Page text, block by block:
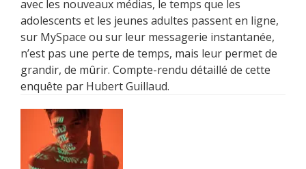
avec les nouveaux médias, le temps que les
adolescents et les jeunes adultes passent en ligne,
sur MySpace ou sur leur messagerie instantanée,
n’est pas une perte de temps, mais leur permet de
grandir, de mûrir. Compte-rendu détaillé de cette
enquête par Hubert Guillaud.